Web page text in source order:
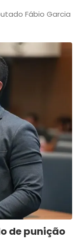
Fábio Garcia
de punição